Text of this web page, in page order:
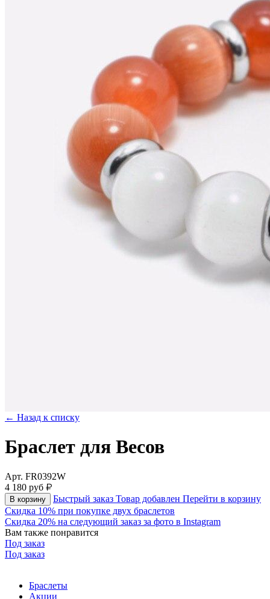
← Назад к списку
Браслет для Весов
Арт. FR0392W
4 180 руб
В корзину Быстрый заказ Товар добавлен Перейти в корзину
Скидка 10% при покупке двух браслетов
Скидка 20% на следующий заказ за фото в Instagram
Вам также понравится
Под заказ
Под заказ
Браслеты
Акции